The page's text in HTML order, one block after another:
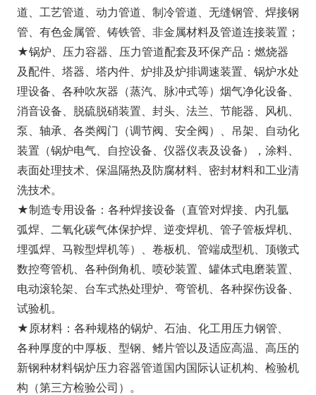
道、工艺管道、动力管道、制冷管道、无缝钢管、焊接钢
管、有色金属管、铸铁管、非金属材料及管道连接装置；
★锅炉、压力容器、压力管道配套及环保产品：燃烧器
及配件、塔器、塔内件、炉排及炉排调速装置、锅炉水处
理设备、各种吹灰器（蒸汽、脉冲式等）烟气净化设备、
消音设备、脱硫脱硝装置、封头、法兰、节能器、风机、
泵、轴承、各类阀门（调节阀、安全阀）、吊架、自动化
装置（锅炉电气、自控设备、仪器仪表及设备），涂料、
表面处理技术、保温隔热及防腐材料、密封材料和工业清
洗技术。
★制造专用设备：各种焊接设备（直管对焊接、内孔氩
弧焊、二氧化碳气体保护焊、逆变焊机、管子管板焊机、
埋弧焊、马鞍型焊机等）、卷板机、管端成型机、顶镦式
数控弯管机、各种倒角机、喷砂装置、罐体式电磨装置、
电动滚轮架、台车式热处理炉、弯管机、各种探伤设备、
试验机。
★原材料：各种规格的锅炉、石油、化工用压力钢管、
各种厚度的中厚板、型钢、鳍片管以及适应高温、高压的
新钢种材料锅炉压力容器管道国内国际认证机构、检验机
构（第三方检验公司）。